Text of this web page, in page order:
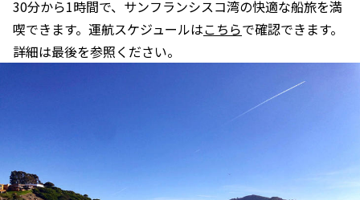
30分から1時間で、サンフランシスコ湾の快適な船旅を満
喫できます。運航スケジュールはこちらで確認できます。
詳細は最後を参照ください。